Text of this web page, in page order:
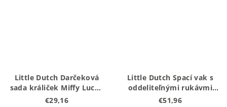
Little Dutch Darčeková
sada králiček Miffy Lucky
Leaves
€29,16
Little Dutch Spací vak s
oddeliteľnými rukávmi
110 cm Fairy Floral
€51,96